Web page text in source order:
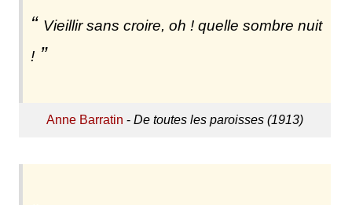
Vieillir sans croire, oh ! quelle sombre nuit
!
Anne Barratin - De toutes les paroisses (1913)